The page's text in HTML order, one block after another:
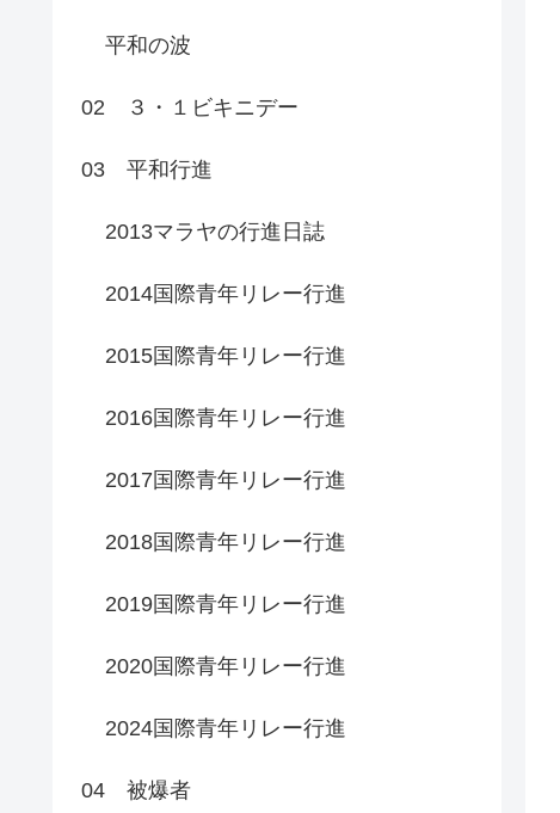
平和の波
02 ３・１ビキニデー
03 平和行進
2013マラヤの行進日誌
2014国際青年リレー行進
2015国際青年リレー行進
2016国際青年リレー行進
2017国際青年リレー行進
2018国際青年リレー行進
2019国際青年リレー行進
2020国際青年リレー行進
2024国際青年リレー行進
04 被爆者